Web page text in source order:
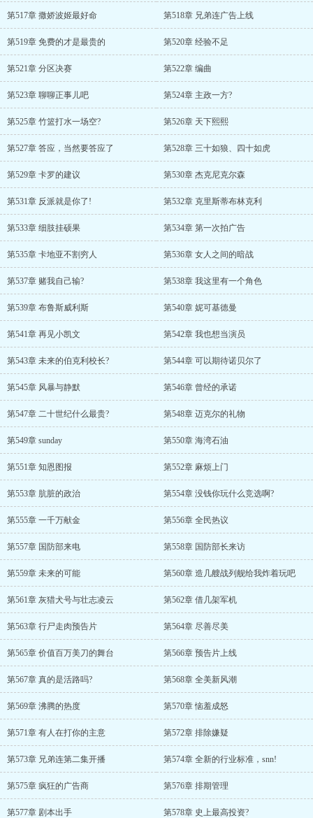
第517章 撒娇波姬最好命 第518章 兄弟连广告上线
第519章 免费的才是最贵的 第520章 经验不足
第521章 分区决赛 第522章 编曲
第523章 聊聊正事儿吧 第524章 主政一方?
第525章 竹篮打水一场空? 第526章 天下熙熙
第527章 答应，当然要答应了 第528章 三十如狼、四十如虎
第529章 卡罗的建议 第530章 杰克尼克尔森
第531章 反派就是你了! 第532章 克里斯蒂布林克利
第533章 细肢挂硕果 第534章 第一次拍广告
第535章 卡地亚不割穷人 第536章 女人之间的暗战
第537章 赌我自己输? 第538章 我这里有一个角色
第539章 布鲁斯威利斯 第540章 妮可基德曼
第541章 再见小凯文 第542章 我也想当演员
第543章 未来的伯克利校长? 第544章 可以期待诺贝尔了
第545章 风暴与静默 第546章 曾经的承诺
第547章 二十世纪什么最贵? 第548章 迈克尔的礼物
第549章 sunday 第550章 海湾石油
第551章 知恩图报 第552章 麻烦上门
第553章 肮脏的政治 第554章 没钱你玩什么竞选啊?
第555章 一千万献金 第556章 全民热议
第557章 国防部来电 第558章 国防部长来访
第559章 未来的可能 第560章 造几艘战列舰给我炸着玩吧
第561章 灰猎犬号与壮志凌云 第562章 借几架军机
第563章 行尸走肉预告片 第564章 尽善尽美
第565章 价值百万美刀的舞台 第566章 预告片上线
第567章 真的是活路吗? 第568章 全美新风潮
第569章 沸腾的热度 第570章 恼羞成怒
第571章 有人在打你的主意 第572章 排除嫌疑
第573章 兄弟连第二集开播 第574章 全新的行业标准，snn!
第575章 疯狂的广告商 第576章 排期管理
第577章 剧本出手 第578章 史上最高投资?